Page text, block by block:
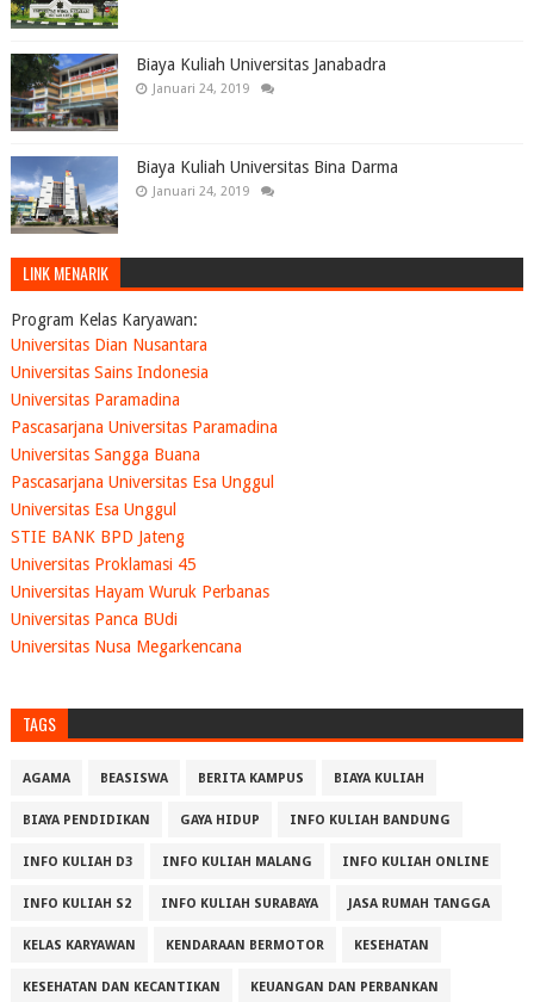
Biaya Kuliah Universitas Janabadra
Januari 24, 2019
Biaya Kuliah Universitas Bina Darma
Januari 24, 2019
LINK MENARIK
Program Kelas Karyawan:
Universitas Dian Nusantara
Universitas Sains Indonesia
Universitas Paramadina
Pascasarjana Universitas Paramadina
Universitas Sangga Buana
Pascasarjana Universitas Esa Unggul
Universitas Esa Unggul
STIE BANK BPD Jateng
Universitas Proklamasi 45
Universitas Hayam Wuruk Perbanas
Universitas Panca BUdi
Universitas Nusa Megarkencana
TAGS
AGAMA BEASISWA BERITA KAMPUS BIAYA KULIAH
BIAYA PENDIDIKAN GAYA HIDUP INFO KULIAH BANDUNG
INFO KULIAH D3 INFO KULIAH MALANG INFO KULIAH ONLINE
INFO KULIAH S2 INFO KULIAH SURABAYA JASA RUMAH TANGGA
KELAS KARYAWAN KENDARAAN BERMOTOR KESEHATAN
KESEHATAN DAN KECANTIKAN KEUANGAN DAN PERBANKAN